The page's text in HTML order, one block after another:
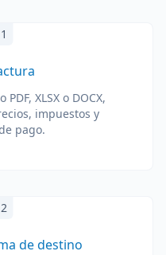
XLSX o DOCX,
impuestos y
pago.
de destino